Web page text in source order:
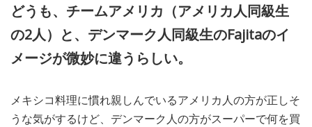
どうも、チームアメリカ（アメリカ人同級生
の2人）と、デンマーク人同級生のFajitaのイ
メージが微妙に違うらしい。
メキシコ料理に慣れ親しんでいるアメリカ人の方が正しそ
うな気がするけど、デンマーク人の方がスーパーで何を買